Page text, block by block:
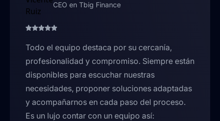
CEO en Tbig Finance
Todo el equipo destaca por su cercanía,
profesionalidad y compromiso. Siempre están
disponibles para escuchar nuestras
necesidades, proponer soluciones adaptadas
y acompañarnos en cada paso del proceso.
Es un lujo contar con un equipo así: